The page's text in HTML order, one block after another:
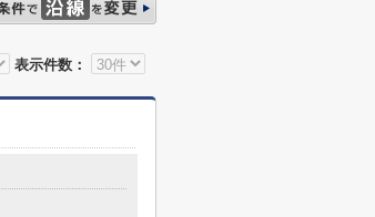
表示件数：